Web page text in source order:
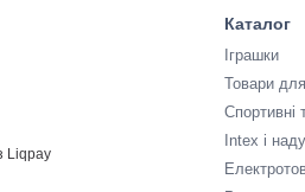
Каталог
Іграшки
Товари
Спортивні
Intex і